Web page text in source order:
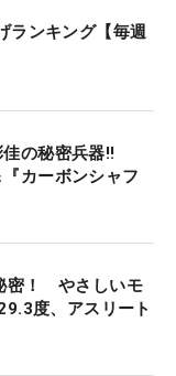
ランキング【毎週
佳の秘密兵器‼
『カーボンシャフ
密！ やさしいモ
度、アスリート